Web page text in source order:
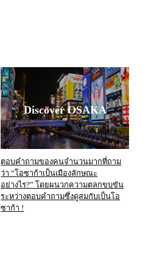
Discover OSAKA
ตอบคำถามของคนจำนวนมากที่ถาม
ว่า “โอซาก้าเป็นเมืองลักษณะ
อย่างไร?” โดยผนวกความตลกขบขัน
ระหว่างตอบคำถามซึ่งดูสมกับเป็นโอ
ซาก้า !